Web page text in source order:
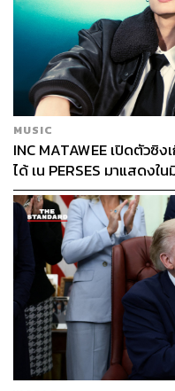
MUSIC
INC MATAWEE เปิดตัวซิ
ได้ เน PERSES มาแสดงใ